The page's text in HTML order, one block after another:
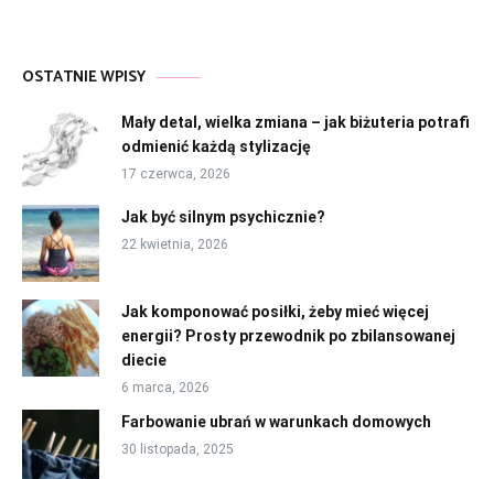
OSTATNIE WPISY
Mały detal, wielka zmiana – jak biżuteria potrafi
odmienić każdą stylizację
17 czerwca, 2026
Jak być silnym psychicznie?
22 kwietnia, 2026
Jak komponować posiłki, żeby mieć więcej
energii? Prosty przewodnik po zbilansowanej
diecie
6 marca, 2026
Farbowanie ubrań w warunkach domowych
30 listopada, 2025